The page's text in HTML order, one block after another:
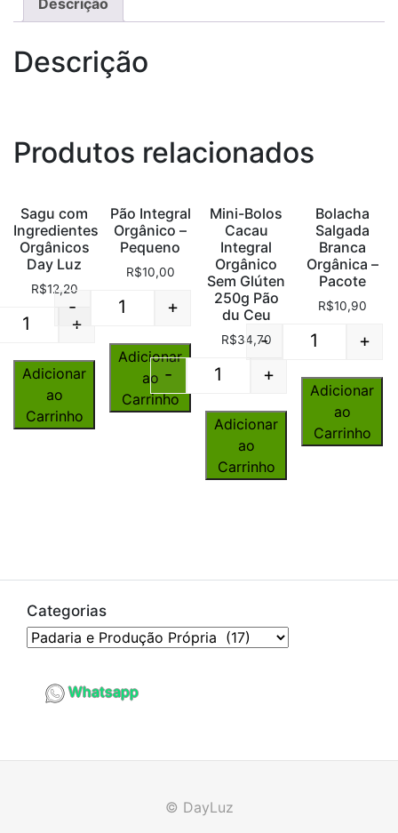
Descrição
Descrição
Produtos relacionados
Sagu com
Ingredientes
Orgânicos
Day Luz
R$12,20
Quantity+
Adicionar
ao
Carrinho
Pão Integral
Orgânico –
Pequeno
R$10,00
Quantity
- +
Adicionar
ao
Carrinho
Mini-Bolos
Cacau
Integral
Orgânico
Sem Glúten
250g Pão
du Ceu
R$34,70
Quantity
- +
Adicionar
ao
Carrinho
Bolacha
Salgada
Branca
Orgânica –
Pacote
R$10,90
Quantity
- +
Adicionar
ao
Carrinho
Categorias
Whatsapp
© DayLuz